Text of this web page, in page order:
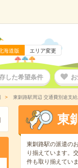
海道版 エリア変更
した希望条件
東釧路駅周辺 交通費別途支
東
東釧路駅の派遣の
り揃えています。
件も取り揃えていま